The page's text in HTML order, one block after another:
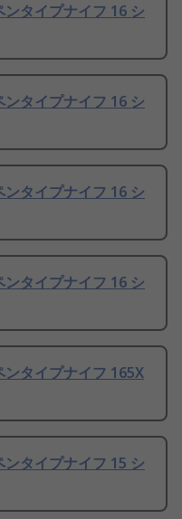
ンタイプナイフ 16 シ
ンタイプナイフ 16 シ
ンタイプナイフ 16 シ
ンタイプナイフ 16 シ
ンタイプナイフ 165X
ンタイプナイフ 15 シ